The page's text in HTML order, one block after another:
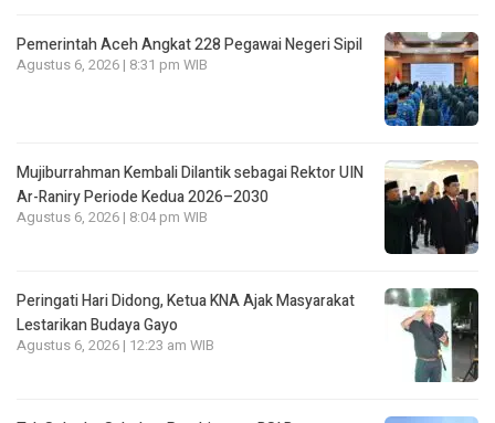
Pemerintah Aceh Angkat 228 Pegawai Negeri Sipil
Agustus 6, 2026 | 8:31 pm WIB
Mujiburrahman Kembali Dilantik sebagai Rektor UIN
Ar-Raniry Periode Kedua 2026–2030
Agustus 6, 2026 | 8:04 pm WIB
Peringati Hari Didong, Ketua KNA Ajak Masyarakat
Lestarikan Budaya Gayo
Agustus 6, 2026 | 12:23 am WIB